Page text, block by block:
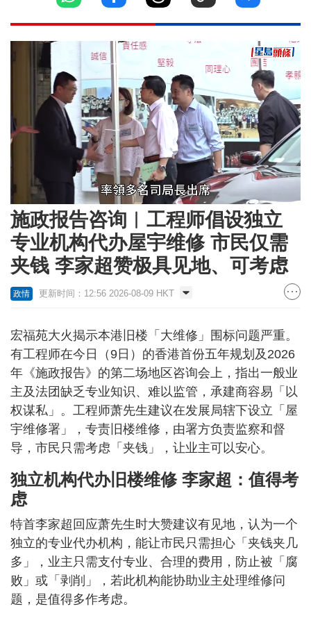
Loaded:
18.18%
施政报告咨询︱工程师倡设独立
专业机构代办屋宇维修 市民仅需
夹钱 李家超赞极具见地、可考虑
政情 更新时间：12:56 2026-08-09 HKT
宏福苑大火揭示本港旧楼「大维修」围标问题严重。
有工程师在今日（9日）的香港首份五年规划及2026
年《施政报告》的第二场地区咨询会上，指出一般业
主及法团缺乏专业知识、难以监管，承建商容易「以
权谋私」。工程师萧先生建议在发展局辖下设立「屋
宇维修署」，专责旧楼维修，由署方负责监察和督
导，市民只需考虑「夹钱」，让业主可以安心。
独立机构代办旧楼维修 李家超：值得考
虑
特首李家超回应萧先生时大赞建议有见地，认为一个
独立的专业代办机构，能让市民只需担心「夹钱夹几
多」，业主只需支付专业、合理的费用，防止被「腐
败」或「剥削」，若此机构能协助业主处理维修问
题，是值得多作考虑。